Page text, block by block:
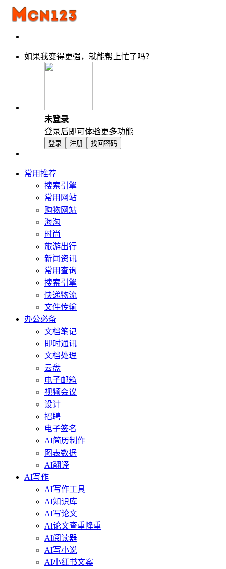
如果我变得更强，就能帮上忙了吗？
未登录
登录后即可体验更多功能
登录 注册 找回密码
常用推荐
搜索引擎
常用网站
购物网站
海淘
时尚
旅游出行
新闻资讯
常用查询
搜索引擎
快递物流
文件传输
办公必备
文档笔记
即时通讯
文档处理
云盘
电子邮箱
视频会议
设计
招聘
电子签名
AI简历制作
图表数据
AI翻译
AI写作
AI写作工具
AI知识库
AI写论文
AI论文查重降重
AI阅读器
AI写小说
AI小红书文案